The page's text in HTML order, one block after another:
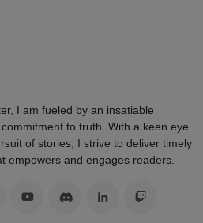
I am fueled by an insatiable
to truth. With a keen eye
of stories, I strive to deliver timely
empowers and engages readers.